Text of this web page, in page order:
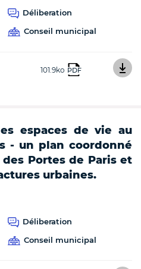
Déliberation
Conseil municipal
101.9ko PDF
espaces de vie au
- un plan coordonné
Portes de Paris et
urbaines.
Déliberation
Conseil municipal